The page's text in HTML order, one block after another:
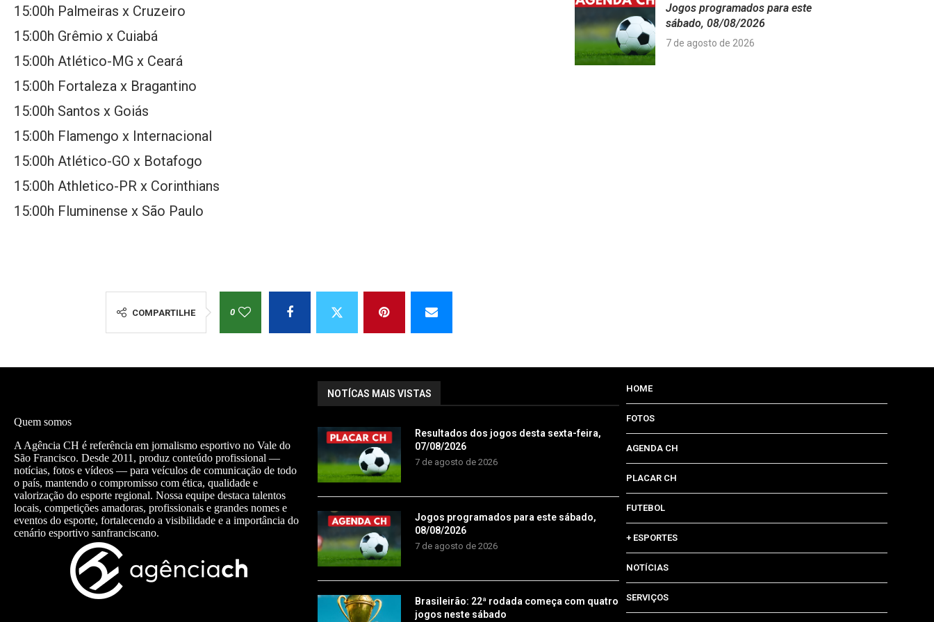
15:00h Palmeiras x Cruzeiro
15:00h Grêmio x Cuiabá
15:00h Atlético-MG x Ceará
15:00h Fortaleza x Bragantino
15:00h Santos x Goiás
15:00h Flamengo x Internacional
15:00h Atlético-GO x Botafogo
15:00h Athletico-PR x Corinthians
15:00h Fluminense x São Paulo
COMPARTILHE 0
Jogos programados para este
sábado, 08/08/2026
7 de agosto de 2026
Quem somos
A Agência CH é referência em jornalismo esportivo no Vale do
São Francisco. Desde 2011, produz conteúdo profissional —
notícias, fotos e vídeos — para veículos de comunicação de todo
o país, mantendo o compromisso com ética, qualidade e
valorização do esporte regional. Nossa equipe destaca talentos
locais, competições amadoras, profissionais e grandes nomes e
eventos do esporte, fortalecendo a visibilidade e a importância do
cenário esportivo sanfranciscano.
NOTÍCAS MAIS VISTAS
Resultados dos jogos desta sexta-feira,
07/08/2026
7 de agosto de 2026
Jogos programados para este sábado,
08/08/2026
7 de agosto de 2026
Brasileirão: 22ª rodada começa com quatro
jogos neste sábado
HOME
FOTOS
AGENDA CH
PLACAR CH
FUTEBOL
+ ESPORTES
NOTÍCIAS
SERVIÇOS